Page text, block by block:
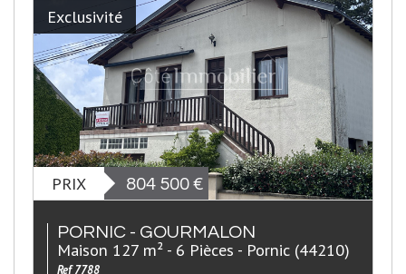
Exclusivité
PRIX 804 500 €
PORNIC - GOURMALON
Maison 127 m² - 6 Pièces - Pornic (44210)
Ref 7788